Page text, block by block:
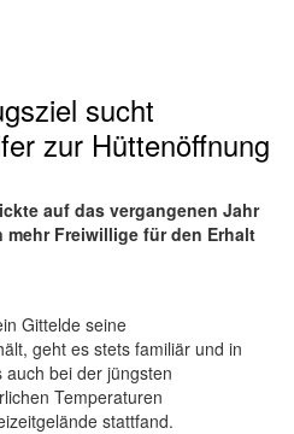
sucht
zur Hüttenöffnung
auf das vergangenen Jahr
Freiwillige für den Erhalt
Gittelde seine
geht es stets familiär und in
bei der jüngsten
Temperaturen
stattfand.